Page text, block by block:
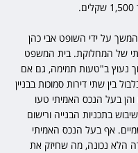
על ידי השופט אבי כהן
של המחלוקת. בית המשפט
נעוץ ב"טעות תמימה, גם אם
בין שתי דירות סמוכות בבניין
והן בעל הנכס האמיתי טעו
בתכניות הבנייה ורישום
אף בעל הנכס האמיתי
הלא נכונה, מה שחיזק את